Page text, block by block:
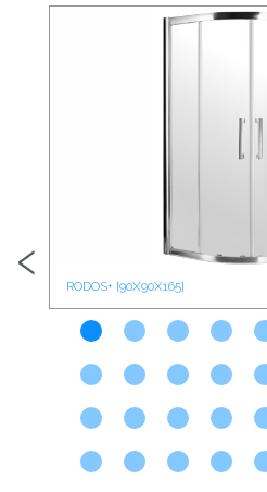
RODOS+ [90X90X165]
‹